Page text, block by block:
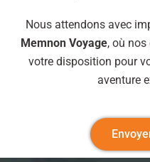
Nous attendons avec
Memnon Voyage, où nos
votre disposition pour
aventure